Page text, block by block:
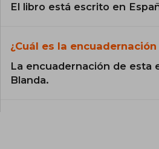
El libro está escrito en
¿Cuál es la
La encuadernación de esta
Blanda.